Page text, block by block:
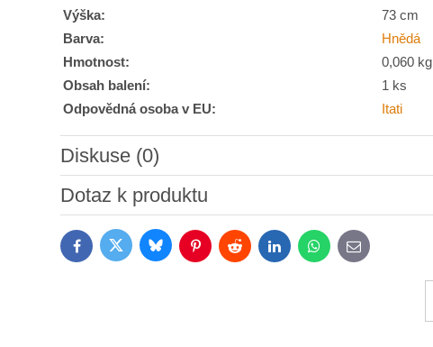
Výška:
73 cm
Barva:
Hnědá
Hmotnost:
0,060 kg
Obsah balení:
1 ks
Odpovědná osoba v EU:
Itati
Diskuse (0)
Nový komentář
Dotaz k produktu
FacebookTwitter BlueskyPinterestReddit LinkedInWhatsApp
E-
mail